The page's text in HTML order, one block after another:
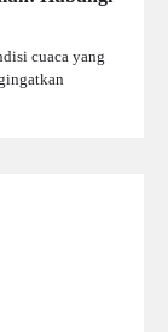
cuaca yang